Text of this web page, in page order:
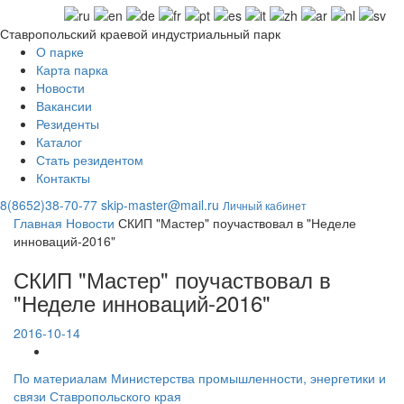
Ставропольский краевой индустриальный парк
О парке
Карта парка
Новости
Вакансии
Резиденты
Каталог
Стать резидентом
Контакты
8(8652)38-70-77 skip-master@mail.ru Личный кабинет
Главная Новости СКИП "Мастер" поучаствовал в "Неделе
инноваций-2016"
СКИП "Мастер" поучаствовал в
"Неделе инноваций-2016"
2016-10-14
По материалам Министерства промышленности, энергетики и
связи Ставропольского края